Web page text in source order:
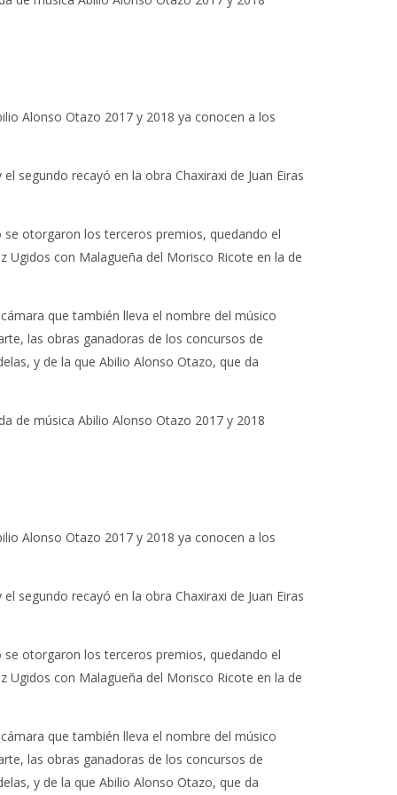
Alonso Otazo 2017 y 2018 ya conocen a los
segundo recayó en la obra Chaxiraxi de Juan Eiras
otorgaron los terceros premios, quedando el
Ugidos con Malagueña del Morisco Ricote en la de
que también lleva el nombre del músico
las obras ganadoras de los concursos de
y de la que Abilio Alonso Otazo, que da
de música Abilio Alonso Otazo 2017 y 2018
Alonso Otazo 2017 y 2018 ya conocen a los
segundo recayó en la obra Chaxiraxi de Juan Eiras
otorgaron los terceros premios, quedando el
Ugidos con Malagueña del Morisco Ricote en la de
que también lleva el nombre del músico
las obras ganadoras de los concursos de
y de la que Abilio Alonso Otazo, que da